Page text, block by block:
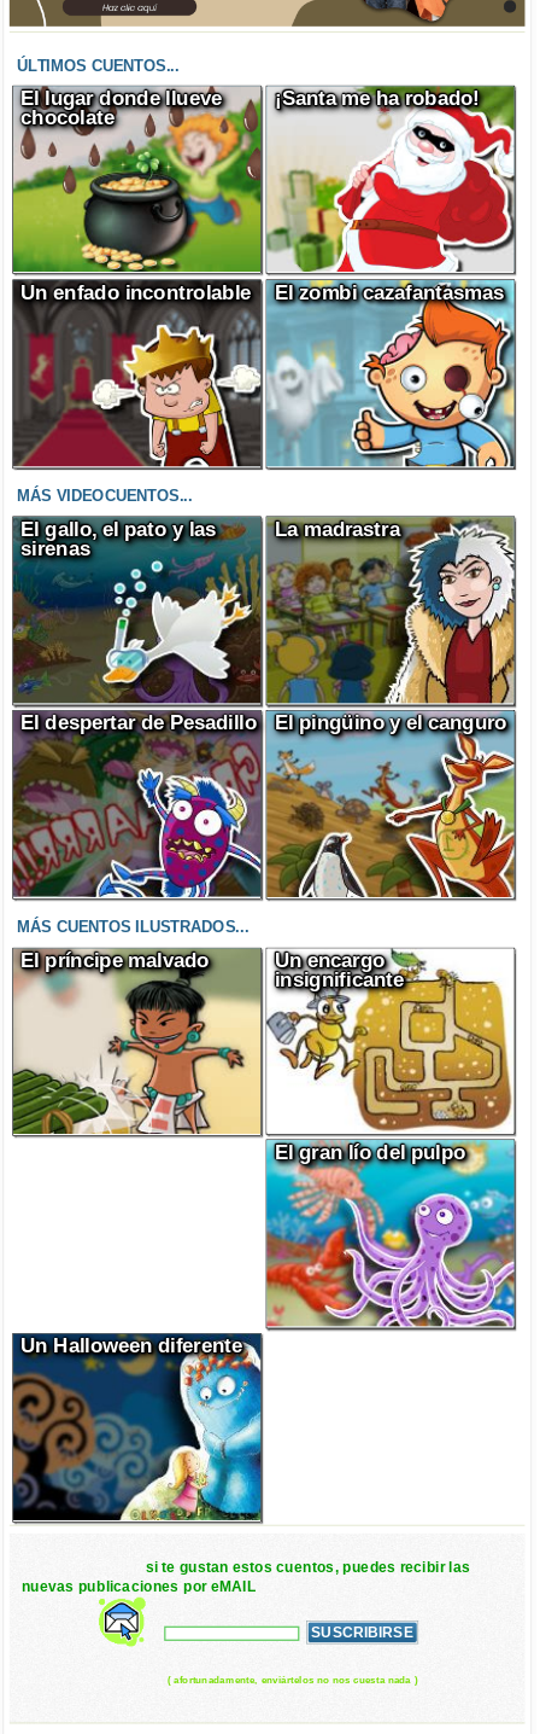
ÚLTIMOS CUENTOS...
El lugar donde llueve
chocolate
¡Santa me ha robado!
Un enfado incontrolable El zombi cazafantasmas
MÁS VIDEOCUENTOS...
El gallo, el pato y las
sirenas
La madrastra
El despertar de Pesadillo El pingüino y el canguro
MÁS CUENTOS ILUSTRADOS...
El príncipe malvado
Un encargo
insignificante
El gran lío del pulpo
Un Halloween diferente
si te gustan estos cuentos, puedes recibir las
nuevas publicaciones por eMAIL
( afortunadamente, enviártelos no nos cuesta nada )